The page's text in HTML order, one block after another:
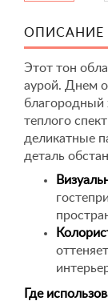
ОПИСАНИЕ
Этот тон
аурой. Днем
благородный
теплого
деликатные
деталь
Где